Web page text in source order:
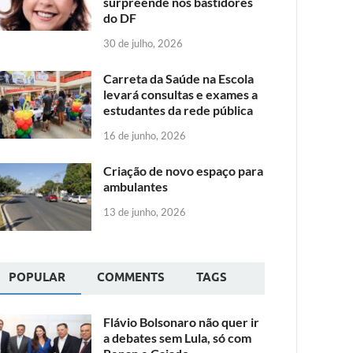
do DF
30 de julho, 2026
Carreta da Saúde na Escola
levará consultas e exames a
estudantes da rede pública
16 de junho, 2026
Criação de novo espaço para
ambulantes
13 de junho, 2026
POPULAR COMMENTS TAGS
Flávio Bolsonaro não quer ir
a debates sem Lula, só com